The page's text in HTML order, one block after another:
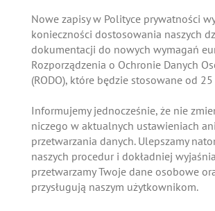
Nowe zapisy w Polityce prywatności
konieczności dostosowania naszych
dokumentacji do nowych wymagań
Rozporządzenia o Ochronie Danych
(RODO), które będzie stosowane od
Informujemy jednocześnie, że nie
niczego w aktualnych ustawieniach
przetwarzania danych. Ulepszamy
naszych procedur i dokładniej
przetwarzamy Twoje dane osobowe
przysługują naszym użytkownikom.